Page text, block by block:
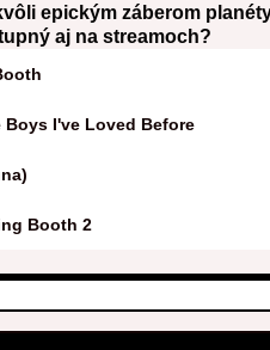
epickým záberom
aj na streamoch?
Boys I've Loved Before
Booth 2